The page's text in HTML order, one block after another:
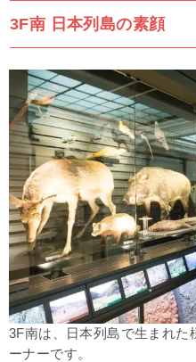
3F南 日本列島の素顔
3F南は、日本列島で生まれた
ーナーです。